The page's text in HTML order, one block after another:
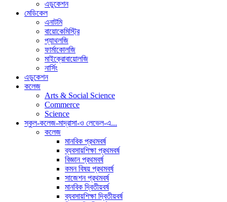
এডুকেশন
মেডিকেল
এনাটমি
বায়োকেমিস্ট্রি
প্যাথলজি
ফার্মাকোলজি
মাইক্রোবায়োলজি
নার্সিং
এডুকেশন
কলেজ
Arts & Social Science
Commerce
Science
স্কুল-কলেজ-মাদ্রাসা-ও লেভেল-এ...
কলেজ
মানবিক প্রথমবর্ষ
ব্যবসায়শিক্ষা প্রথমবর্ষ
বিজ্ঞান প্রথমবর্ষ
কমন বিষয় প্রথমবর্ষ
সাজেশন প্রথমবর্ষ
মানবিক দ্বিতীয়বর্ষ
ব্যবসায়শিক্ষা দ্বিতীয়বর্ষ